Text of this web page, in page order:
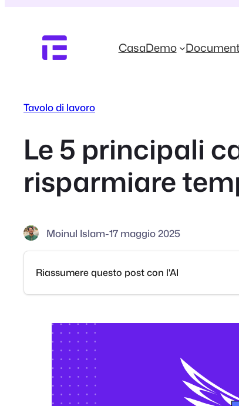
contenuto
CasaDemo
Tavolo di lavoro
Le 5 principali
risparmiare
Moinul Islam-17 maggio 2025
Riassumere questo post con l'AI